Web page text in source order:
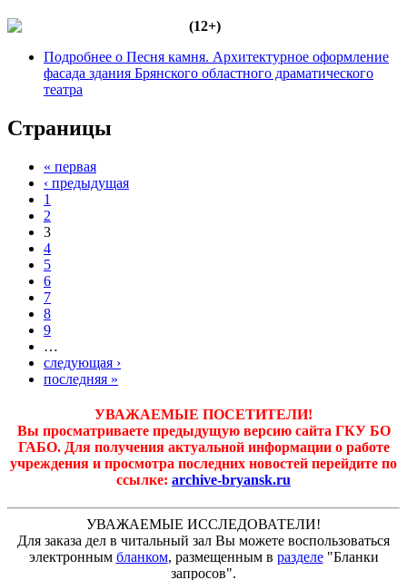
(12+)
Подробнее о Песня камня. Архитектурное оформление
фасада здания Брянского областного драматического
театра
Страницы
« первая
‹ предыдущая
1
2
3
4
5
6
7
8
9
…
следующая ›
последняя »
УВАЖАЕМЫЕ ПОСЕТИТЕЛИ!
Вы просматриваете предыдущую версию сайта ГКУ БО
ГАБО. Для получения актуальной информации о работе
учреждения и просмотра последних новостей перейдите по
ссылке: archive-bryansk.ru
УВАЖАЕМЫЕ ИССЛЕДОВАТЕЛИ!
Для заказа дел в читальный зал Вы можете воспользоваться
электронным бланком, размещенным в разделе"Бланки
запросов".